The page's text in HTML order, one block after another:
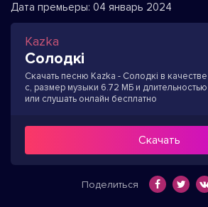
Дата премьеры: 04 январь 2024
Kazka
Солодкі
Скачать песню Kazka - Солодкі в
с, размер музыки 6.72 МБ и длительностью
или слушать онлайн бесплатно
Скачать
Поделиться